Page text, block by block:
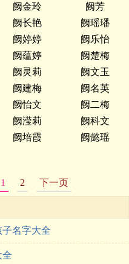
阙金玲
阙芳
阙长艳
阙瑶璠
阙婷婷
阙乐怡
阙蕴婷
阙楚梅
阙灵莉
阙文玉
阙建梅
阙名英
阙怡文
阙二梅
阙滢莉
阙科文
阙培霞
阙懿瑶
1 2 下一页
名字大全
全